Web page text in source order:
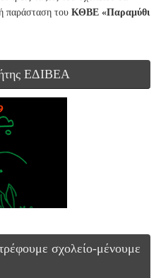
παράσταση του ΚΘΒΕ «Παραμύθι
ΕΔΙΒΕΑ
σχολείο-μένουμε